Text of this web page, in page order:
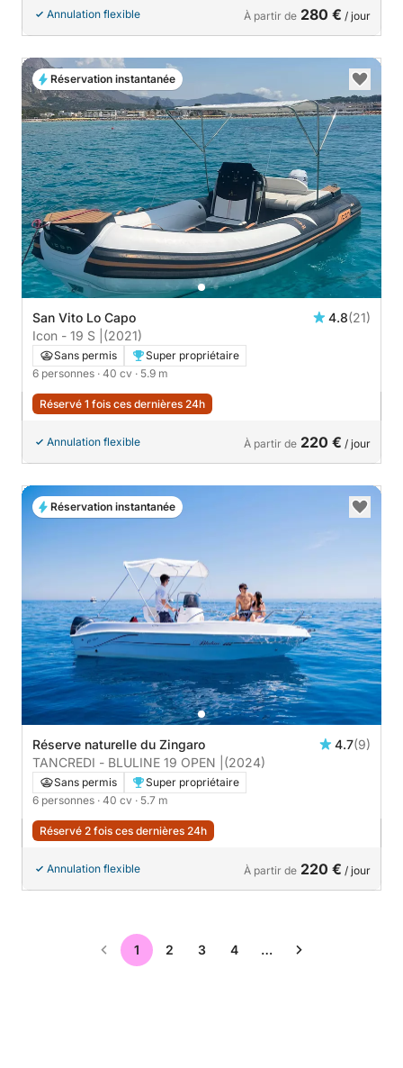
Annulation flexible À partir de 280 € / jour
San Vito Lo Capo 4.8(21)
Icon - 19 S | (2021)
Sans permis
Super propriétaire
6 personnes · 40 cv · 5.9 m
Réservé 1 fois ces dernières 24h
Annulation flexible À partir de 220 € / jour
Réservation instantanée
Réserve naturelle du Zingaro 4.7(9)
TANCREDI - BLULINE 19 OPEN | (2024)
Sans permis
Super propriétaire
6 personnes · 40 cv · 5.7 m
Réservé 2 fois ces dernières 24h
Annulation flexible À partir de 220 € / jour
Réservation instantanée
1 2 3 4 …